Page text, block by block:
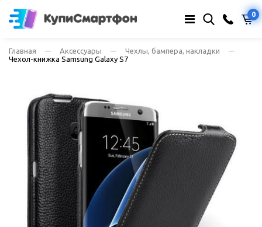
0
Главная Аксессуары
Чехлы, бампера, накладки
Чехол-книжка Samsung Galaxy S7